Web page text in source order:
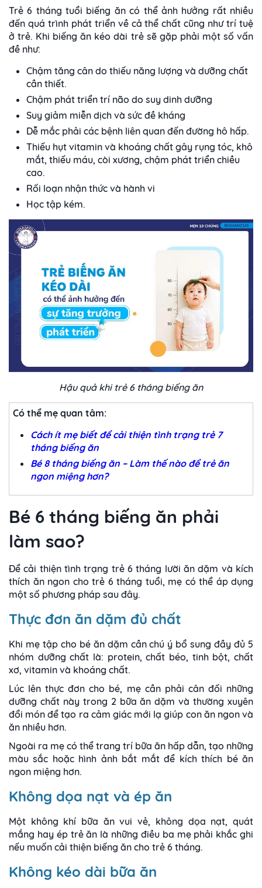
Trẻ 6 tháng tuổi biếng ăn có thể ảnh hưởng rất nhiều
đến quá trình phát triển về cả thể chất cũng như trí tuệ
ở trẻ. Khi biếng ăn kéo dài trẻ sẽ gặp phải một số vấn
đề như:
Chậm tăng cân do thiếu năng lượng và dưỡng chất
cần thiết.
Chậm phát triển trí não do suy dinh dưỡng
Suy giảm miễn dịch và sức đề kháng
Dễ mắc phải các bệnh liên quan đến đường hô hấp.
Thiếu hụt vitamin và khoáng chất gây rụng tóc, khô
mắt, thiếu máu, còi xương, chậm phát triển chiều
cao.
Rối loạn nhận thức và hành vi
Học tập kém.
Hậu quả khi trẻ 6 tháng biếng ăn
Có thể mẹ quan tâm:
Cách ít mẹ biết để cải thiện tình trạng trẻ 7
tháng biếng ăn
Bé 8 tháng biếng ăn – Làm thế nào để trẻ ăn
ngon miệng hơn?
Bé 6 tháng biếng ăn phải
làm sao?
Để cải thiện tình trạng trẻ 6 tháng lười ăn dặm và kích
thích ăn ngon cho trẻ 6 tháng tuổi, mẹ có thể áp dụng
một số phương pháp sau đây.
Thực đơn ăn dặm đủ chất
Khi mẹ tập cho bé ăn dặm cần chú ý bổ sung đầy đủ 5
nhóm dưỡng chất là: protein, chất béo, tinh bột, chất
xơ, vitamin và khoáng chất.
Lúc lên thực đơn cho bé, mẹ cần phải cân đối những
dưỡng chất này trong 2 bữa ăn dặm và thường xuyên
đổi món để tạo ra cảm giác mới lạ giúp con ăn ngon và
ăn nhiều hơn.
Ngoài ra mẹ có thể trang trí bữa ăn hấp dẫn, tạo những
màu sắc hoặc hình ảnh bắt mắt để kích thích bé ăn
ngon miệng hơn.
Không dọa nạt và ép ăn
Một không khí bữa ăn vui vẻ, không dọa nạt, quát
mắng hay ép trẻ ăn là những điều ba mẹ phải khắc ghi
nếu muốn cải thiện biếng ăn cho trẻ 6 tháng.
Không kéo dài bữa ăn